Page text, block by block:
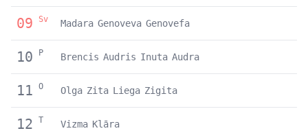
09 Sv Madara Genoveva Genovefa
10 P Brencis Audris Inuta Audra
11 O Olga Zita Liega Zigita
12 T Vizma Klāra